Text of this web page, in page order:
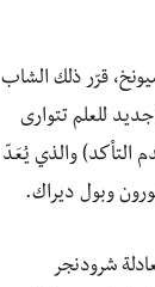
قرّر ذلك الشاب
للعلم تتوارى
التأكد) والذي يُعَدّ
وبول ديراك.
شرودنجر